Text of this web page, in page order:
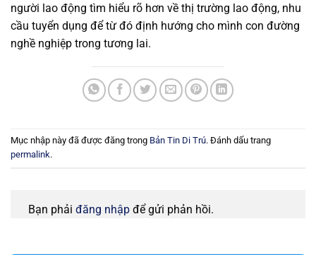
người lao động tìm hiểu rõ hơn về thị trường lao động, nhu
cầu tuyển dụng để từ đó định hướng cho mình con đường
nghề nghiệp trong tương lai.
Mục nhập này đã được đăng trong Bản Tin Di Trú. Đánh dấu trang
permalink.
Bạn phải đăng nhập để gửi phản hồi.